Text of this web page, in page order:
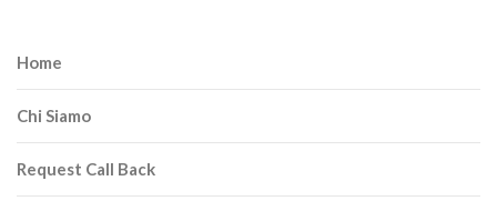
Home
Chi Siamo
Request Call Back